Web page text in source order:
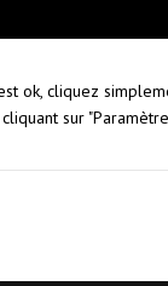
ok, cliquez
sur